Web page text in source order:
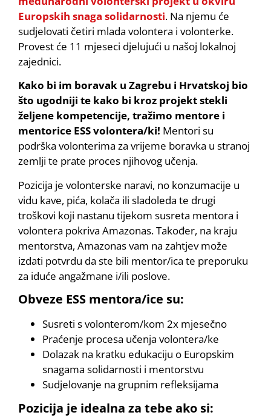
Europskih snaga solidarnosti. Na njemu će
sudjelovati četiri mlada volontera i volonterke.
Provest će 11 mjeseci djelujući u našoj lokalnoj
zajednici.
Kako bi im boravak u Zagrebu i Hrvatskoj bio
što ugodniji te kako bi kroz projekt stekli
željene kompetencije, tražimo mentore i
mentorice ESS volontera/ki! Mentori su
podrška volonterima za vrijeme boravka u stranoj
zemlji te prate proces njihovog učenja.
Pozicija je volonterske naravi, no konzumacije u
vidu kave, pića, kolača ili sladoleda te drugi
troškovi koji nastanu tijekom susreta mentora i
volontera pokriva Amazonas. Također, na kraju
mentorstva, Amazonas vam na zahtjev može
izdati potvrdu da ste bili mentor/ica te preporuku
za iduće angažmane i/ili poslove.
Obveze ESS mentora/ice su:
Susreti s volonterom/kom 2x mjesečno
Praćenje procesa učenja volontera/ke
Dolazak na kratku edukaciju o Europskim
snagama solidarnosti i mentorstvu
Sudjelovanje na grupnim refleksijama
Pozicija je idealna za tebe ako si: